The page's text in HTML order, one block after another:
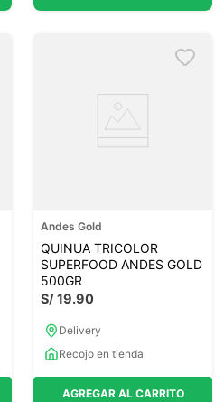
Andes Gold
QUINUA TRICOLOR
SUPERFOOD ANDES GOLD
500GR
S/19.90
Delivery
Recojo en tienda
AGREGAR AL CARRITO